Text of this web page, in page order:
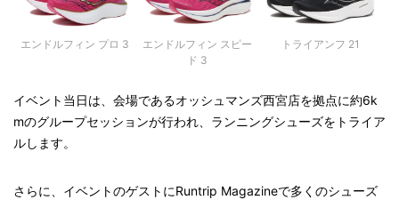
エンドルフィン プロ 3
エンドルフィン スピー
ド 3
トライアンフ 21
イベント当日は、会場であるオッシュマンズ西宮店を拠点に約6k
mのグループセッションが行われ、ランニングシューズをトライア
ルします。
さらに、イベントのゲストにRuntrip Magazineで多くのシューズ